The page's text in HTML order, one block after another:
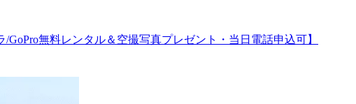
無料レンタル＆空撮写真プレゼント・当日電話申込可】